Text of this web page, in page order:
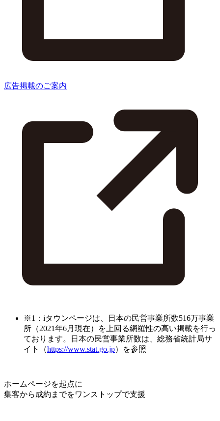
広告掲載のご案内
※1：iタウンページは、日本の民営事業所数516万事業
所（2021年6月現在）を上回る網羅性の高い掲載を行っ
ております。日本の民営事業所数は、総務省統計局サ
イト（https://www.stat.go.jp）を参照
ホームページを起点に
集客から成約までをワンストップで支援